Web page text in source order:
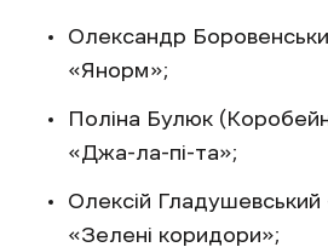
Олександр
«Янорм»;
Поліна Булюк
«Джа-ла-пі-та»;
Олексій
«Зелені коридори»;